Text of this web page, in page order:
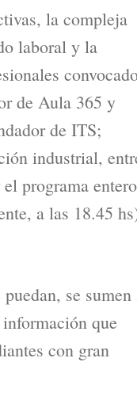
la compleja
laboral y la
de Aula 365 y
de ITS;
industrial,
programa entero
a las 18.45
se sumen
que
con gran